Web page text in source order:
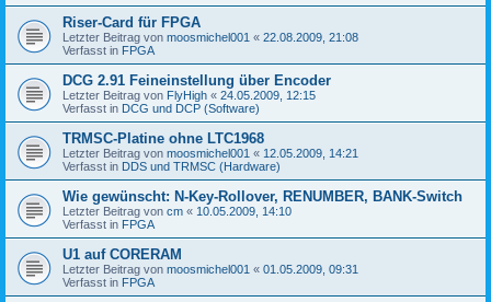
Riser-Card für FPGA
Letzter Beitrag von moosmichel001 « 22.08.2009, 21:08
Verfasst in FPGA
DCG 2.91 Feineinstellung über Encoder
Letzter Beitrag von FlyHigh « 24.05.2009, 12:15
Verfasst in DCG und DCP (Software)
TRMSC-Platine ohne LTC1968
Letzter Beitrag von moosmichel001 « 12.05.2009, 14:21
Verfasst in DDS und TRMSC (Hardware)
Wie gewünscht: N-Key-Rollover, RENUMBER, BANK-Switch
Letzter Beitrag von cm « 10.05.2009, 14:10
Verfasst in FPGA
U1 auf CORERAM
Letzter Beitrag von moosmichel001 « 01.05.2009, 09:31
Verfasst in FPGA